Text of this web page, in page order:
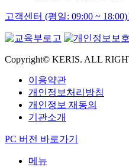
고객센터 (평일: 09:00 ~ 18:00)
Copyright© KERIS. ALL
이용약관
개인정보처리방침
개인정보 재동의
기관소개
PC 버전 바로가기
메뉴